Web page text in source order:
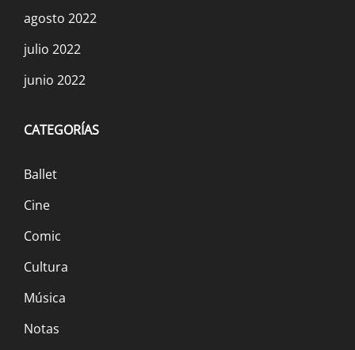
agosto 2022
julio 2022
junio 2022
CATEGORÍAS
Ballet
Cine
Comic
Cultura
Música
Notas